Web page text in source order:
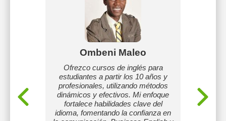
Ombeni Maleo
Ofrezco cursos de inglés para
estudiantes a partir los 10 años y
profesionales, utilizando métodos
dinámicos y efectivos. Mi enfoque
fortalece habilidades clave del
idioma, fomentando la confianza en